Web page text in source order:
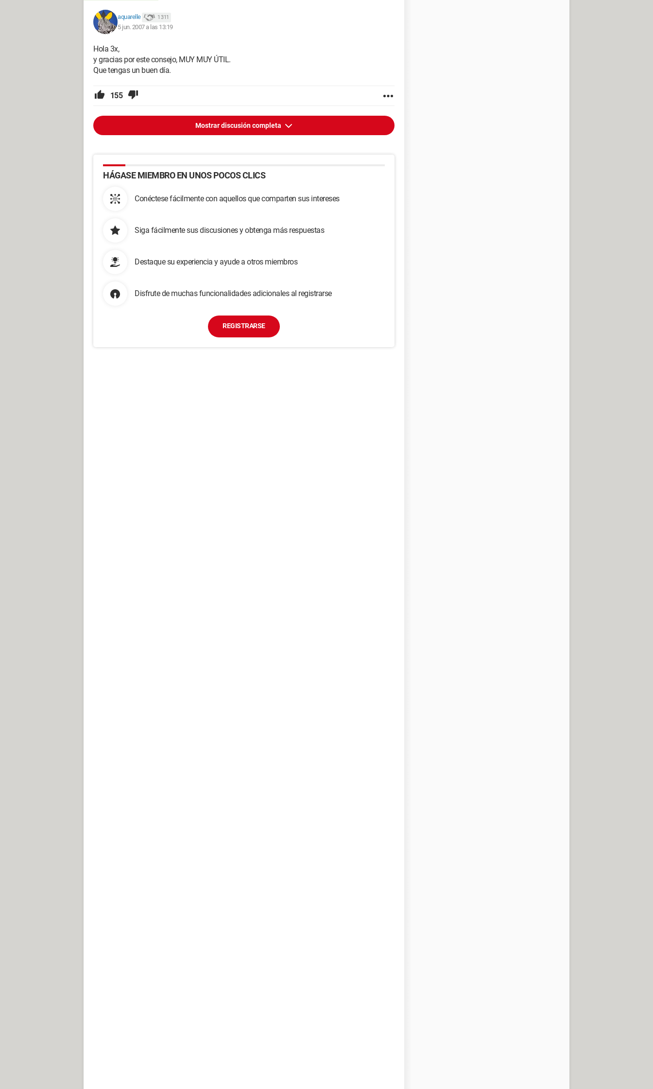
aquarelle 1 311
5 jun. 2007 a las 13:19
Hola 3x,
y gracias por este consejo, MUY MUY ÚTIL.
Que tengas un buen día.
155
Mostrar discusión completa
HÁGASE MIEMBRO EN UNOS POCOS CLICS
Conéctese fácilmente con aquellos que comparten sus intereses
Siga fácilmente sus discusiones y obtenga más respuestas
Destaque su experiencia y ayude a otros miembros
Disfrute de muchas funcionalidades adicionales al registrarse
REGISTRARSE